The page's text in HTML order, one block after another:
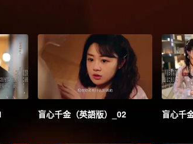
盲心千金（英語版）_02 盲心千